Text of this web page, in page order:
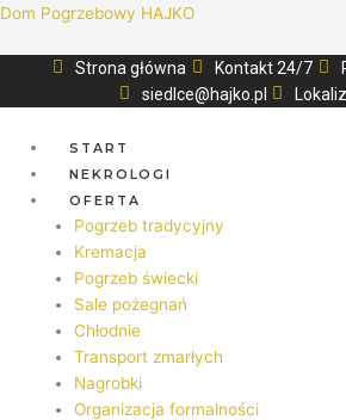
Dom Pogrzebowy HAJKO
Strona główna Kontakt 24/7
siedlce@hajko.pl
START
NEKROLOGI
OFERTA
Pogrzeb tradycyjny
Kremacja
Pogrzeb świecki
Sale pożegnań
Chłodnie
Transport zmarłych
Nagrobki
Organizacja formalności